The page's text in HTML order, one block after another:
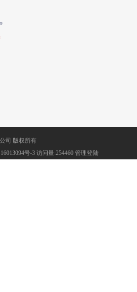
司 版权所有
号-3 访问量:254460 管理登陆